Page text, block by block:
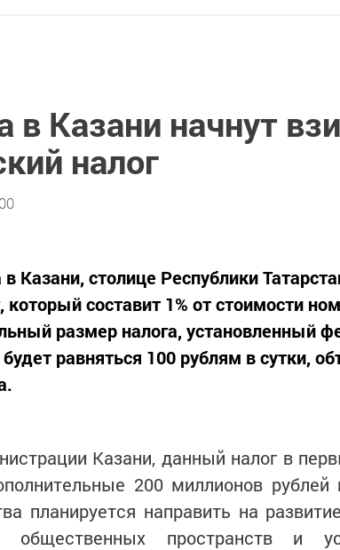
в Казани начнут
налог
Казани, столице Республики
который составит 1% от стоимости
размер налога, установленный
равняться 100 рублям в сутки,
Казани, данный налог в
200 миллионов
планируется направить на
общественных пространств и